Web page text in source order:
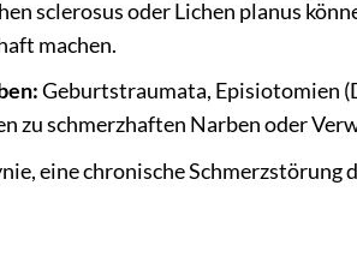
sclerosus oder Lichen planus
machen.
Geburtstraumata, Episiotomien
zu schmerzhaften Narben oder
eine chronische Schmerzstörung